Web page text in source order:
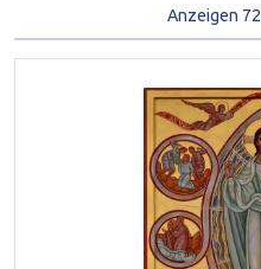
Anzeigen 72